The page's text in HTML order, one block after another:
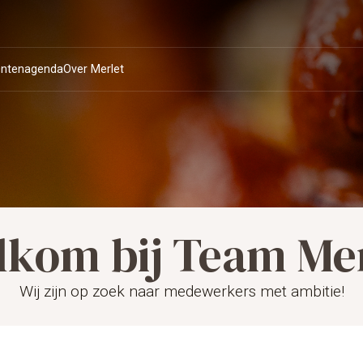
Openingstijden en
reserveren
Team
Private dining
Royale kamers Suites
Huwelijksfeest
Meetingruimtes
Over Merlet
Duurzaamheid en
MVO
Familie van
Bourgonje
bij Team
Wij zijn op zoek naar medewerkers met ambitie!